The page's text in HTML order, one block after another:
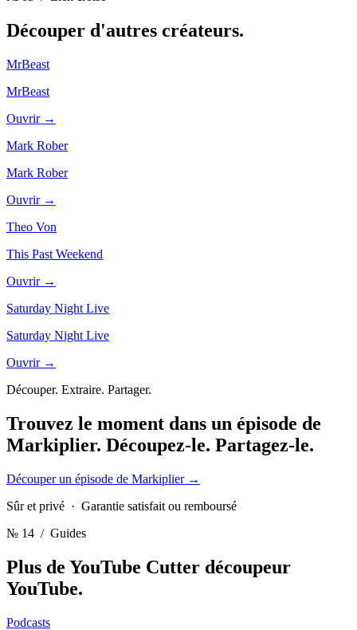
Découper d'autres créateurs.
MrBeast
MrBeast
Ouvrir →
Mark Rober
Mark Rober
Ouvrir →
Theo Von
This Past Weekend
Ouvrir →
Saturday Night Live
Saturday Night Live
Ouvrir →
Découper. Extraire. Partager.
Trouvez le moment dans un épisode de
Markiplier. Découpez-le. Partagez-le.
Découper un épisode de Markiplier →
Sûr et privé · Garantie satisfait ou remboursé
№ 14 / Guides
Plus de YouTube Cutter découpeur
YouTube.
Podcasts